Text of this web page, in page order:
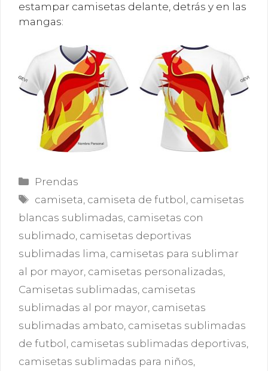
estampar camisetas delante, detrás y en las
mangas:
Categorías
Prendas
Etiquetas
camiseta camiseta de futbol camisetas
blancas sublimadas camisetas con
sublimado camisetas deportivas
sublimadas lima camisetas para sublimar
al por mayor camisetas personalizadas
Camisetas sublimadas camisetas
sublimadas al por mayor camisetas
sublimadas ambato camisetas sublimadas
de futbol camisetas sublimadas deportivas
camisetas sublimadas para niños